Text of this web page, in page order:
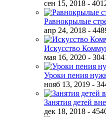
сен 15, 2018 -
Равнокрылые
апр 24, 2018 -
Искусство
мая 16, 2020 -
Уроки пения
нояб 13, 2019 -
Занятия детей
дек 18, 2018 -